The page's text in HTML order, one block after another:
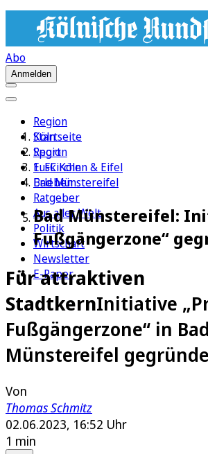
Abo
Anmelden
Region
Köln
Sport
1. FC Köln
Erleben
Ratgeber
Aus aller Welt
Politik
Wirtschaft
Newsletter
E-Paper
Startseite
Region
Euskirchen & Eifel
Bad Münstereifel
Bad Münstereifel:
Fußgängerzone“
Für attraktiven
StadtkernInitiative
Fußgängerzone“ in Bad
Münstereifel
Von
Thomas Schmitz
02.06.2023, 16:52 Uhr
1 min